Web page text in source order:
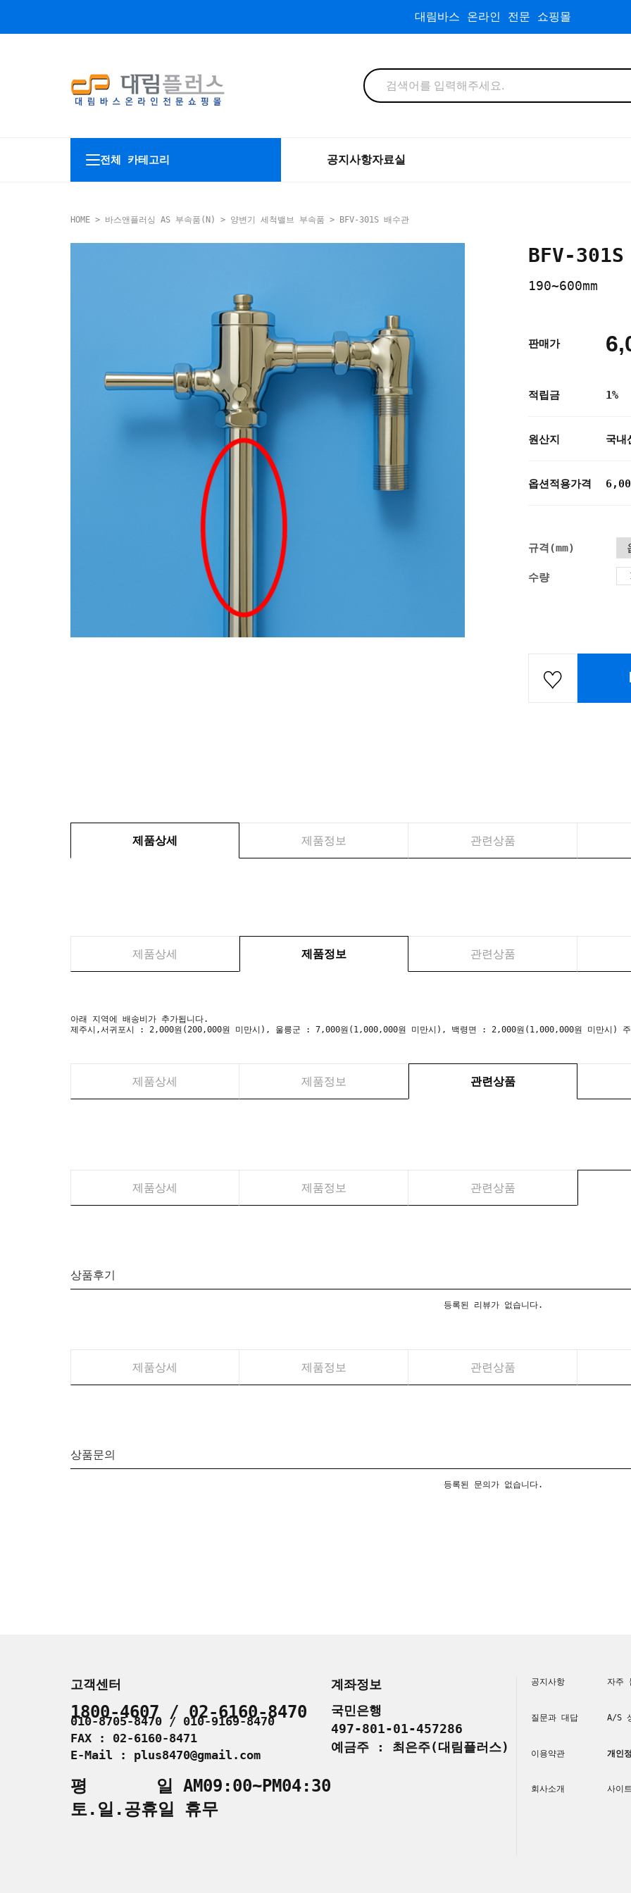
대림바스 온라인 전문 쇼핑몰
전체 카테고리 공지사항자료실
HOME > 바스앤플러싱 AS 부속품(N) > 양변기 세척밸브 부속품 > BFV-301S 배수관
BFV-
190~600mm
판매가
적립금 1%
원산지 국내
옵션적용가격
규격(mm)
수량
제품상세 제품정보 관련상품
제품상세 제품정보 관련상품
아래 지역에 배송비가 추가됩니다.
제주시,서귀포시 : 2,000원(200,000원 미만시), 울릉군 : 7,000원(1,000,000원 미만시), 백령면 : 2,000원(1,000,000원 미만시) 주
제품상세 제품정보 관련상품
제품상세 제품정보 관련상품
상품후기
등록된 리뷰가 없습니다.
제품상세 제품정보 관련상품
상품문의
등록된 문의가 없습니다.
고객센터
1800-4607 / 02-6160-8470
010-8705-8470 / 010-9169-8470
FAX : 02-6160-8471
E-Mail : plus8470@gmail.com
평 일 AM09:00~PM04:30
토.일.공휴일 휴무
계좌정보
국민은행
497-801-01-457286
예금주 : 최은주(대림플러스)
공지사항 자주
질문과 대답 A/S
이용약관 개인
회사소개 사이